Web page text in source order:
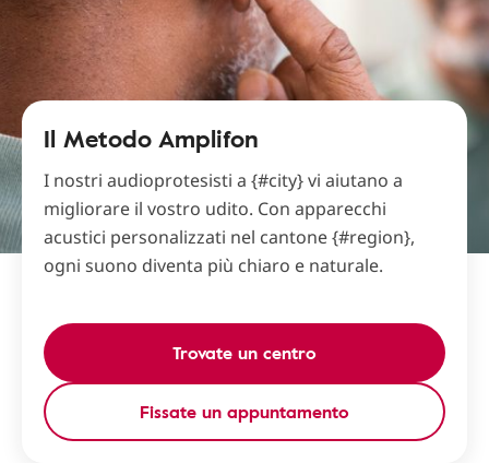
Il Metodo Amplifon
I nostri audioprotesisti a {#city} vi aiutano a
migliorare il vostro udito. Con apparecchi
acustici personalizzati nel cantone {#region},
ogni suono diventa più chiaro e naturale.
Trovate un centro
Fissate un appuntamento